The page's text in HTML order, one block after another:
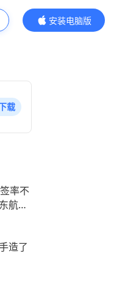
安装电脑版
内容更精彩
载
率不
航宣
票；
造了